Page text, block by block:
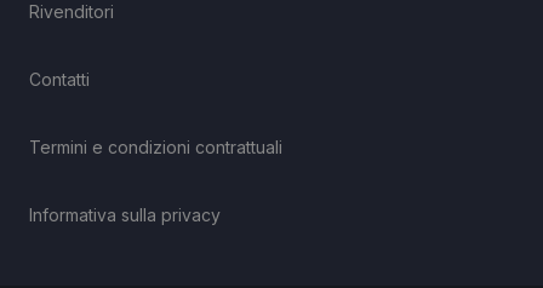
Rivenditori
Contatti
Termini e condizioni contrattuali
Informativa sulla privacy